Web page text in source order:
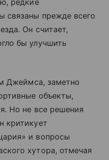
связаны прежде всего
Он считает,
бы улучшить
Джеймса, заметно
объекты,
Но не все решения
критикует
и вопросы
хутора, отмечая